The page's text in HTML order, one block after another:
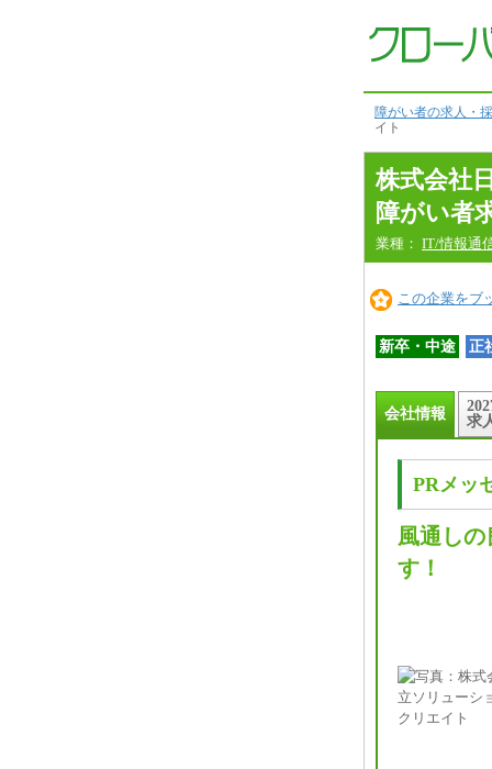
障がい者の求人・
イト
株式会社
障がい者
業種： IT/情報通
この企業をブ
新卒・中途 正
会社情報
求
PRメッ
風通し
す！